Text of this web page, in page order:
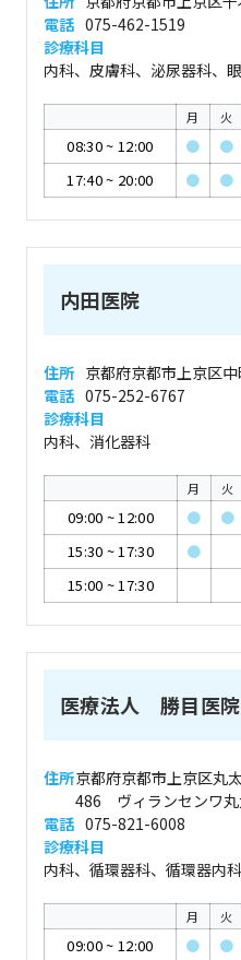
電話 075-462-1519
診療科目
内科、皮膚科、泌尿器科、
月 火
08:30~ 12:00 ● ●
17:40~ 20:00 ● ●
内田医院
住所 京都府京都市上京区
電話 075-252-6767
診療科目
内科、消化器科
月 火
09:00 ~12:00 ● ●
15:30 ~17:30 ●
15:00 ~17:30
医療法人 勝目医院
住所京都府京都市上京区丸
486 ヴィランセンワ丸
電話 075-821-6008
診療科目
内科、循環器科、循環器内
月 火
09:00~ 12:00 ● ●